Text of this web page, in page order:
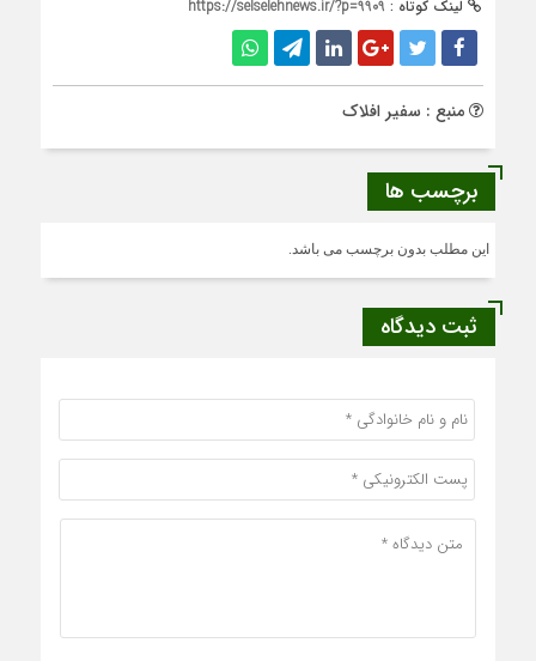
لینک کوتاه : https://selselehnews.ir/?p=9909
منبع : سفیر افلاک
برچسب ها
این مطلب بدون برچسب می باشد.
ثبت دیدگاه